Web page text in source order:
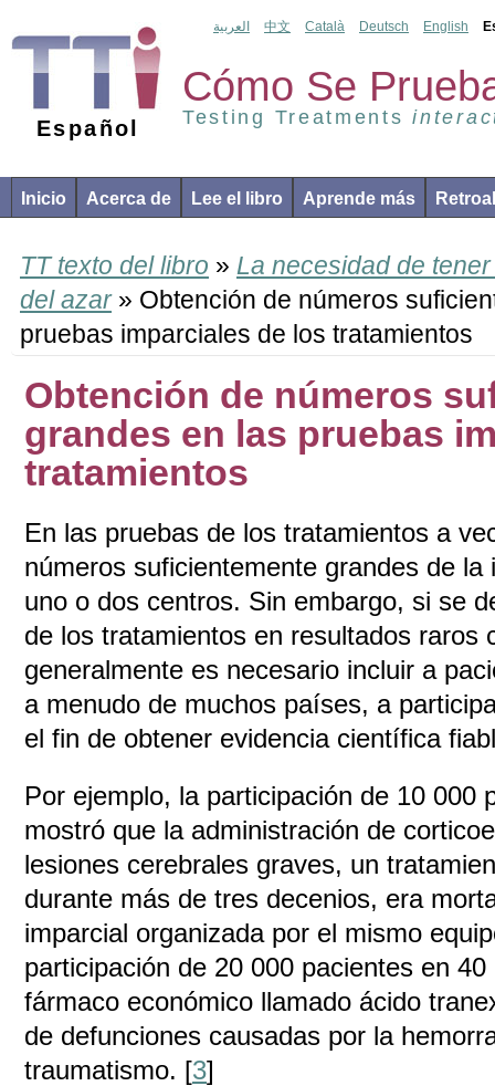
Español
Cómo Se
Testing Treatments
العربية 中文 Català Deutsch English
Inicio Acerca de Lee el libro Aprende más
TT texto del libro » La necesidad de
del azar» Obtención de números
pruebas imparciales de los tratamientos
Obtención de números
grandes en las pruebas
tratamientos
En las pruebas de los tratamientos a
números suficientemente grandes de la
uno o dos centros. Sin embargo, si se
de los tratamientos en resultados raros
generalmente es necesario incluir a
a menudo de muchos países, a
el fin de obtener evidencia científica
Por ejemplo, la participación de 10 000
mostró que la administración de
lesiones cerebrales graves, un
durante más de tres decenios, era
imparcial organizada por el mismo
participación de 20 000 pacientes en
fármaco económico llamado ácido
de defunciones causadas por la
traumatismo. [3]